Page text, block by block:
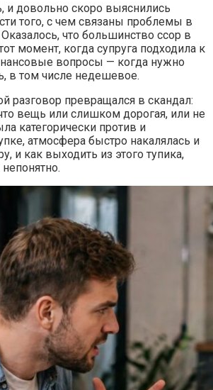
и довольно скоро выяснились
того, с чем связаны проблемы в
что большинство ссор в
момент, когда супруга подходила к
вопросы — когда нужно
в том числе недешевое.
разговор превращался в скандал:
вещь или слишком дорогая, или не
категорически против и
атмосфера быстро накалялась и
и как выходить из этого тупика,